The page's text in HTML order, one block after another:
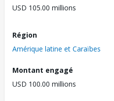
USD 105.00 millions
Région
Amérique latine et Caraïbes
Montant engagé
USD 100.00 millions